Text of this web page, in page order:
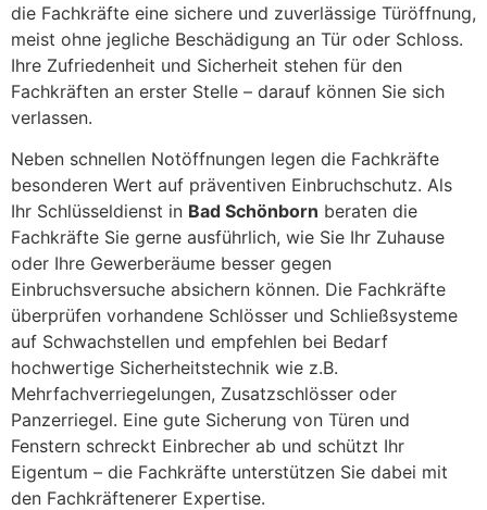
die Fachkräfte eine sichere und zuverlässige Türöffnung,
meist ohne jegliche Beschädigung an Tür oder Schloss.
Ihre Zufriedenheit und Sicherheit stehen für den
Fachkräften an erster Stelle – darauf können Sie sich
verlassen.
Neben schnellen Notöffnungen legen die Fachkräfte
besonderen Wert auf präventiven Einbruchschutz. Als
Ihr Schlüsseldienst in Bad Schönborn beraten die
Fachkräfte Sie gerne ausführlich, wie Sie Ihr Zuhause
oder Ihre Gewerberäume besser gegen
Einbruchsversuche absichern können. Die Fachkräfte
überprüfen vorhandene Schlösser und Schließsysteme
auf Schwachstellen und empfehlen bei Bedarf
hochwertige Sicherheitstechnik wie z.B.
Mehrfachverriegelungen, Zusatzschlösser oder
Panzerriegel. Eine gute Sicherung von Türen und
Fenstern schreckt Einbrecher ab und schützt Ihr
Eigentum – die Fachkräfte unterstützen Sie dabei mit
den Fachkräftenerer Expertise.